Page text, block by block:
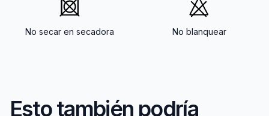
No secar en secadora No blanquear
Esto también podría